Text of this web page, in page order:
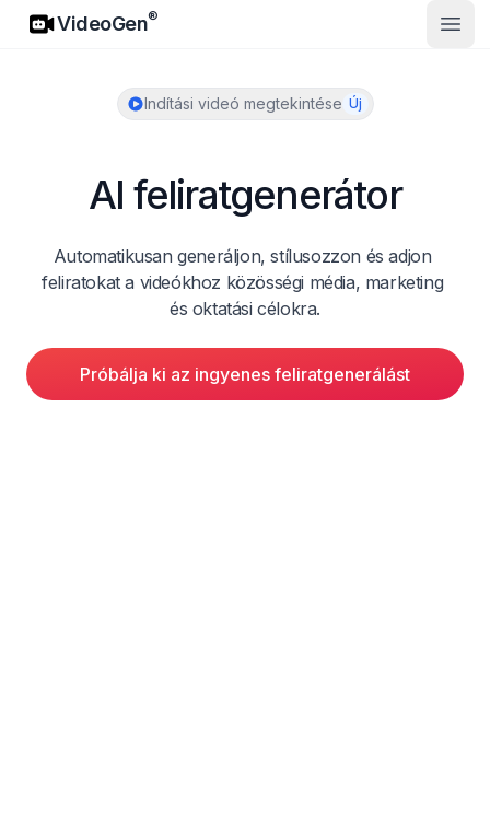
VideoGen
VideoGen®
Indítási videó megtekintése Új
AI feliratgenerátor
Automatikusan generáljon, stílusozzon és adjon
feliratokat a videókhoz közösségi média, marketing
és oktatási célokra.
Próbálja ki az ingyenes feliratgenerálást